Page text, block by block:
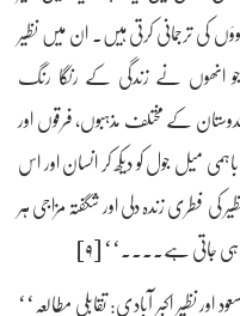
کی ترجمانی کرتی ہیں۔ ان میں نظیر
انھوں نے زندگی کے رنگا رنگ
کے مختلف مذہبوں، فرقوں اور
میل جول کو دیکھ کر انسان اور اس
زندہ دلی اور شگفتہ مزاجی ہر
ہی جاتی ہے۔۔۔۔‘‘ [۹]
اور نظیر اکبر آبادی: تقابلی مطالعہ‘‘